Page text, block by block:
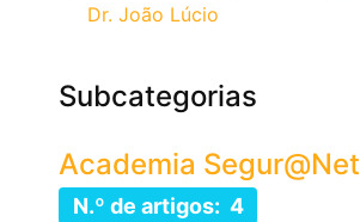
Dr. João Lúcio
Subcategorias
Academia Segur@Net
N.º de artigos: 4